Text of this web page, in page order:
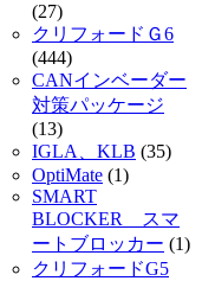
(27)
クリフォードＧ6
(444)
CANインベーダー
対策パッケージ
(13)
IGLA、KLB (35)
OptiMate (1)
SMART
BLOCKER スマ
ートブロッカー (1)
クリフォードG5